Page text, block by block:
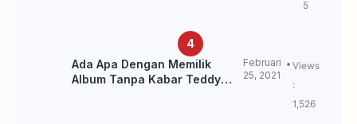
5
Ada Apa Dengan Memilik
Album Tanpa Kabar Teddy
Februari
25, 2021
Views
:
1,526